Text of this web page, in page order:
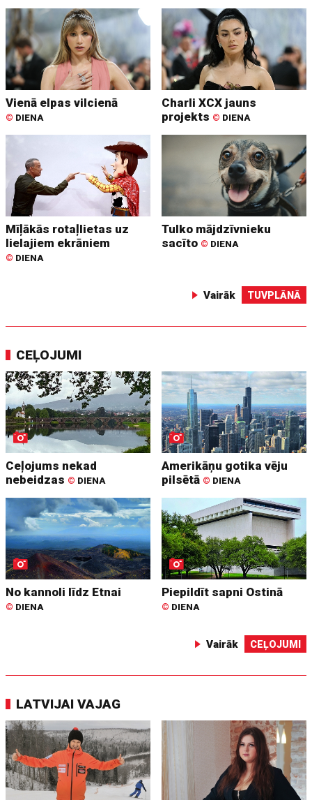
Vienā elpas vilcienā
© DIENA
Charli XCX jauns
projekts © DIENA
Mīļākās rotaļlietas uz
lielajiem ekrāniem
© DIENA
Tulko mājdzīvnieku
sacīto © DIENA
Vairāk TUVPLĀNĀ
CEĻOJUMI
Ceļojums nekad
nebeidzas © DIENA
Amerikāņu gotika vēju
pilsētā © DIENA
No kannoli līdz Etnai
© DIENA
Piepildīt sapni Ostinā
© DIENA
Vairāk CEĻOJUMI
LATVIJAI VAJAG